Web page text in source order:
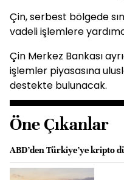
Çin, serbest bölgede
vadeli işlemlere
Çin Merkez Bankası
işlemler piyasasına
destekte bulunacak.
Öne Çıkanlar
ABD’den Türkiye’ye kripto